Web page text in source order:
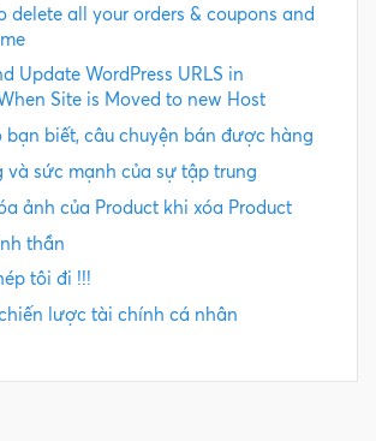
delete all your orders & coupons and
Update WordPress URLS in
Site is Moved to new Host
bạn biết, câu chuyện bán được hàng
và sức mạnh của sự tập trung
ảnh của Product khi xóa Product
thần
tôi đi !!!
lược tài chính cá nhân